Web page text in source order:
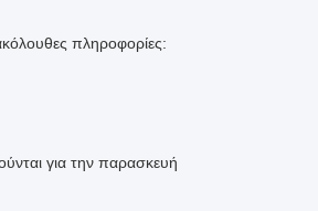
πληροφορίες:
για την παρασκευή